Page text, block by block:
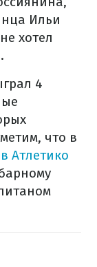
Ильи
хотел
4
что в
Атлетико